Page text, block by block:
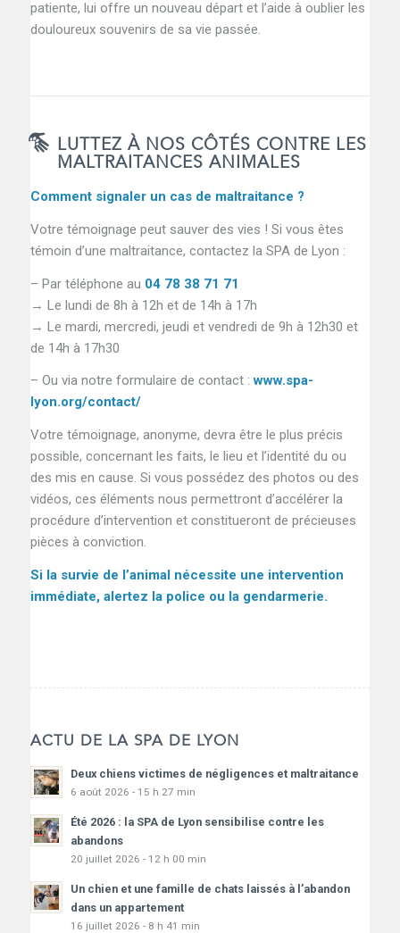
patiente, lui offre un nouveau départ et l’aide à oublier les
douloureux souvenirs de sa vie passée.
LUTTEZ À NOS CÔTÉS CONTRE LES
MALTRAITANCES ANIMALES
Comment signaler un cas de maltraitance ?
Votre témoignage peut sauver des vies ! Si vous êtes
témoin d’une maltraitance, contactez la SPA de Lyon :
– Par téléphone au 04 78 38 71 71
→ Le lundi de 8h à 12h et de 14h à 17h
→ Le mardi, mercredi, jeudi et vendredi de 9h à 12h30 et
de 14h à 17h30
– Ou via notre formulaire de contact :www.spa-
lyon.org/contact/
Votre témoignage, anonyme, devra être le plus précis
possible, concernant les faits, le lieu et l’identité du ou
des mis en cause. Si vous possédez des photos ou des
vidéos, ces éléments nous permettront d’accélérer la
procédure d’intervention et constitueront de précieuses
pièces à conviction.
Si la survie de l’animal nécessite une intervention
immédiate, alertez la police ou la gendarmerie.
ACTU DE LA SPA DE LYON
Deux chiens victimes de négligences et maltraitance
6 août 2026 - 15 h 27 min
Été 2026 : la SPA de Lyon sensibilise contre les
abandons
20 juillet 2026 - 12 h 00 min
Un chien et une famille de chats laissés à l’abandon
dans un appartement
16 juillet 2026 - 8 h 41 min